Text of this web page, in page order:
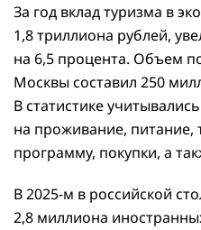
За год вклад туризма в
1,8 триллиона рублей,
на 6,5 процента. Объем
Москвы составил 250
В статистике
на проживание, питание,
программу, покупки, а
В 2025-м в российской
2,8 миллиона